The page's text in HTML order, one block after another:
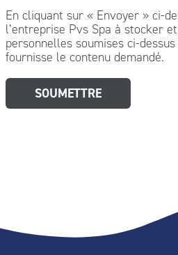
En cliquant sur « Envoyer » ci-
l’entreprise Pvs Spa à stocker
personnelles soumises ci-
fournisse le contenu demandé.